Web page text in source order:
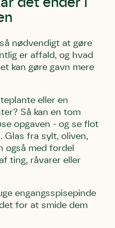
det ender i
nødvendigt at gøre
er affald, og hvad
kan gøre gavn mere
eller en
Så kan en tom
opgaven - og se flot
Glas fra sylt, oliven,
også med fordel
ting, råvarer eller
engangsspisepinde
for at smide dem
til Kolding